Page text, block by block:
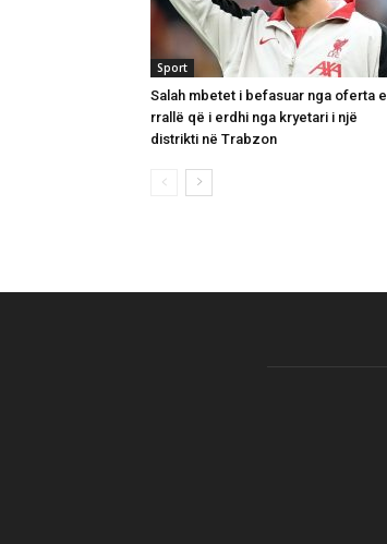
Sport
Salah mbetet i befasuar nga oferta e
rrallë që i erdhi nga kryetari i një
distrikti në Trabzon